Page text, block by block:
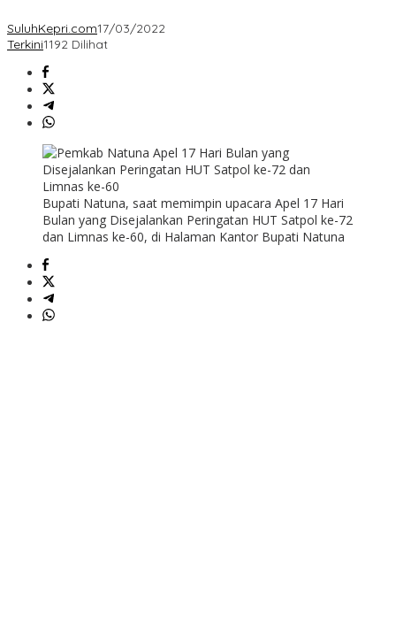
SuluhKepri.com17/03/2022
Terkini1192 Dilihat
Bupati Natuna, saat memimpin upacara Apel 17 Hari
Bulan yang Disejalankan Peringatan HUT Satpol ke-72
dan Limnas ke-60, di Halaman Kantor Bupati Natuna